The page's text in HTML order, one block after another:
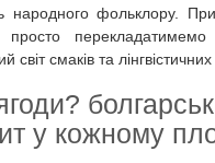
народного фольклору.
смаків та лінгвістичних
у кожному